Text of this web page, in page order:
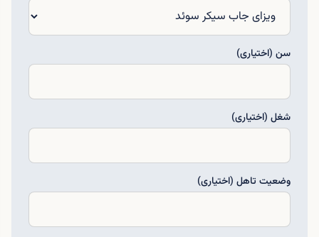
سن (اختیاری)
شغل (اختیاری)
وضعیت تاهل (اختیاری)